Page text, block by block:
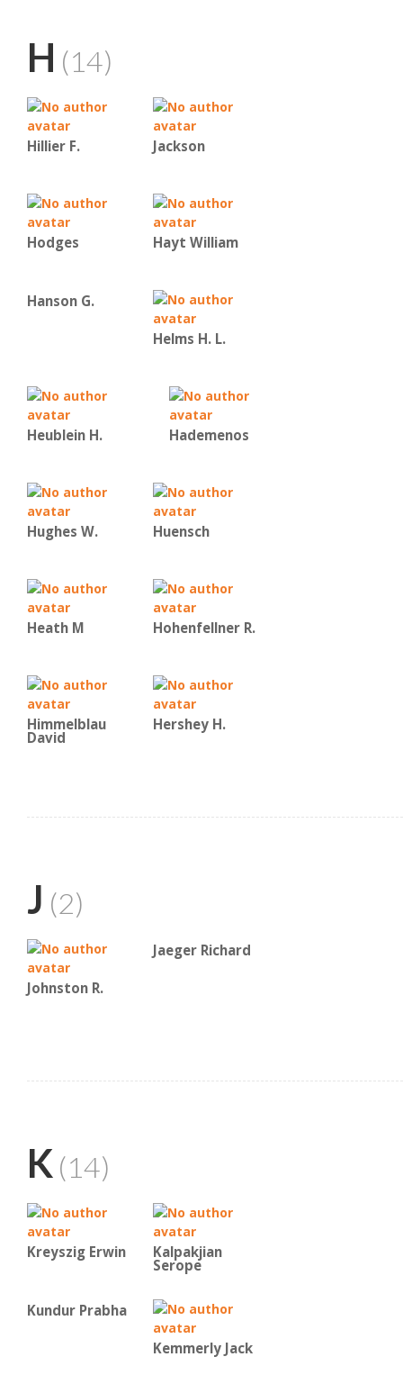
H (14)
Hillier F. Jackson
Hodges Hayt William
Hanson G.
Helms H. L.
Heublein H. Hademenos
Hughes W. Huensch
Heath M Hohenfellner R.
Himmelblau
David
Hershey H.
J (2)
Johnston R.
Jaeger Richard
K (14)
Kreyszig Erwin Kalpakjian
Serope
Kundur Prabha
Kemmerly Jack